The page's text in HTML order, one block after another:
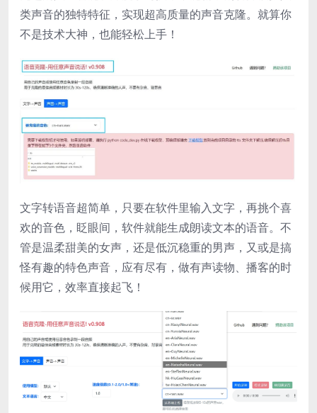
类声音的独特特征，实现超高质量的声音克隆。就算你
不是技术大神，也能轻松上手！
文字转语音超简单，只要在软件里输入文字，再挑个喜
欢的音色，眨眼间，软件就能生成朗读文本的语音。不
管是温柔甜美的女声，还是低沉稳重的男声，又或是搞
怪有趣的特色声音，应有尽有，做有声读物、播客的时
候用它，效率直接起飞！